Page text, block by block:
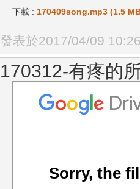
下載 : 170409song.mp3 (1.5
發表於2017/04/09
170312-有疼的